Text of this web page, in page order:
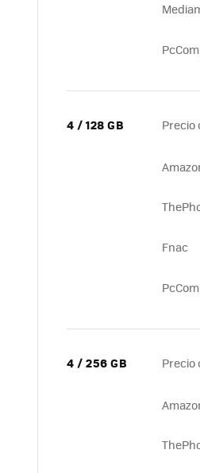
4 / 128 GB Precio
Fnac
4 / 256 GB Precio